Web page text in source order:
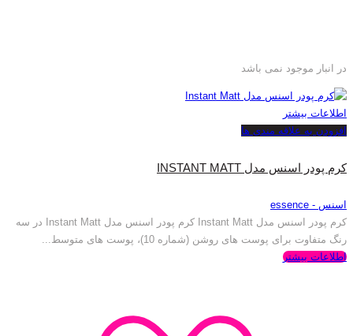
در انبار موجود نمی باشد
اطلاعات بیشتر
افزودن به علاقه مندی ها
کرم پودر اسنس مدل INSTANT MATT
اسنس - essence
کرم پودر اسنس مدل Instant Matt کرم پودر اسنس مدل Instant Matt در سه
رنگ متفاوت برای پوست های روشن (شماره 10)، پوست های متوسط...
اطلاعات بیشتر